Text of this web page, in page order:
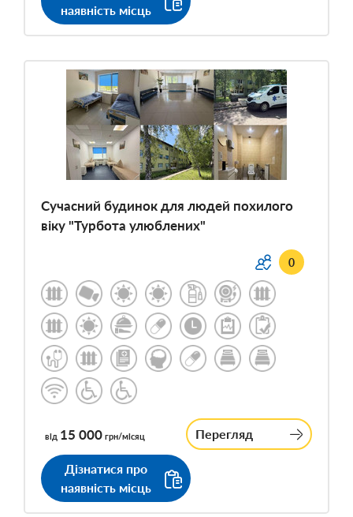
наявність місць
Сучасний будинок для людей похилого
віку "Турбота улюблених"
0
від 15 000 грн/місяц Перегляд
Дізнатися про
наявність місць